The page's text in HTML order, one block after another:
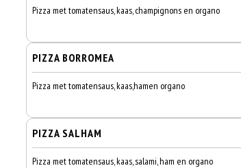
Pizza met tomatensaus, kaas, champignons en organo
PIZZA BORROMEA
Pizza met tomatensaus, kaas,hamen organo
PIZZA SALHAM
Pizza met tomatensaus, kaas, salami, ham en organo